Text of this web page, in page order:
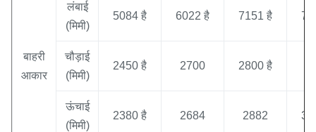
बाहरी
आकार
लंबाई
(मिमी)
5084 है 6022 है 7151 है
चौड़ाई
(मिमी)
2450 है 2700 2800 है
ऊंचाई
(मिमी)
2380 है 2684 2882